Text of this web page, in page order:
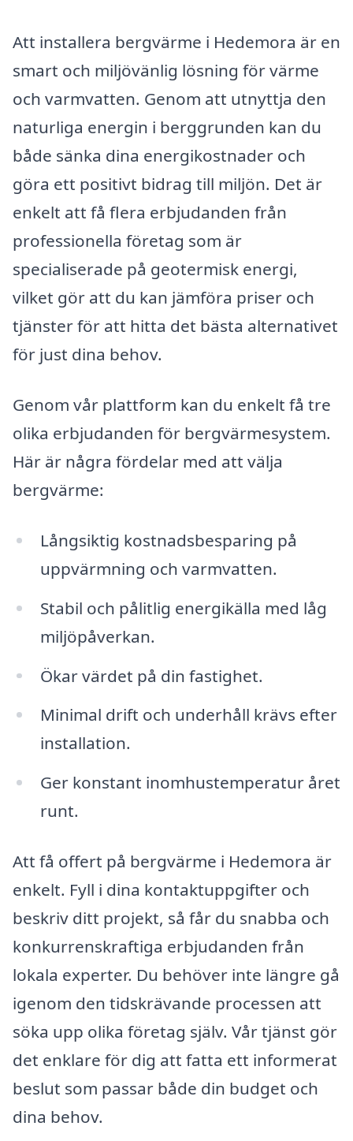
Att installera bergvärme i Hedemora är en
smart och miljövänlig lösning för värme
och varmvatten. Genom att utnyttja den
naturliga energin i berggrunden kan du
både sänka dina energikostnader och
göra ett positivt bidrag till miljön. Det är
enkelt att få flera erbjudanden från
professionella företag som är
specialiserade på geotermisk energi,
vilket gör att du kan jämföra priser och
tjänster för att hitta det bästa alternativet
för just dina behov.
Genom vår plattform kan du enkelt få tre
olika erbjudanden för bergvärmesystem.
Här är några fördelar med att välja
bergvärme:
Långsiktig kostnadsbesparing på
uppvärmning och varmvatten.
Stabil och pålitlig energikälla med låg
miljöpåverkan.
Ökar värdet på din fastighet.
Minimal drift och underhåll krävs efter
installation.
Ger konstant inomhustemperatur året
runt.
Att få offert på bergvärme i Hedemora är
enkelt. Fyll i dina kontaktuppgifter och
beskriv ditt projekt, så får du snabba och
konkurrenskraftiga erbjudanden från
lokala experter. Du behöver inte längre gå
igenom den tidskrävande processen att
söka upp olika företag själv. Vår tjänst gör
det enklare för dig att fatta ett informerat
beslut som passar både din budget och
dina behov.